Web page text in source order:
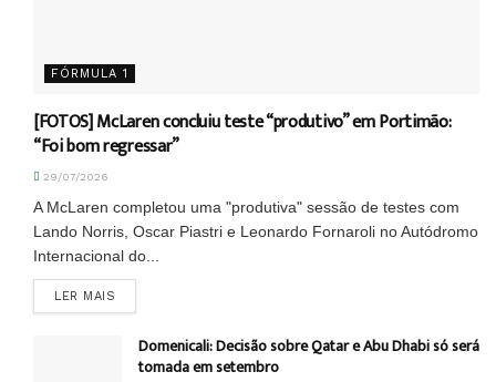
FÓRMULA 1
[FOTOS] McLaren concluiu teste “produtivo” em Portimão:
“Foi bom regressar”
29/07/2026
A McLaren completou uma "produtiva" sessão de testes com
Lando Norris, Oscar Piastri e Leonardo Fornaroli no Autódromo
Internacional do...
LER MAIS
Domenicali: Decisão sobre Qatar e Abu Dhabi só será
tomada em setembro